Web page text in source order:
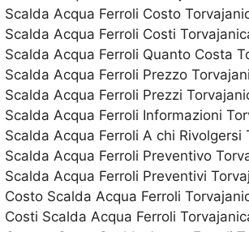
Scalda Acqua Ferroli Costo
Scalda Acqua Ferroli Costi
Scalda Acqua Ferroli Quanto Costa
Scalda Acqua Ferroli Prezzo
Scalda Acqua Ferroli Prezzi
Scalda Acqua Ferroli Informazioni
Scalda Acqua Ferroli A chi Rivolgersi
Scalda Acqua Ferroli Preventivo
Scalda Acqua Ferroli Preventivi
Costo Scalda Acqua Ferroli
Costi Scalda Acqua Ferroli